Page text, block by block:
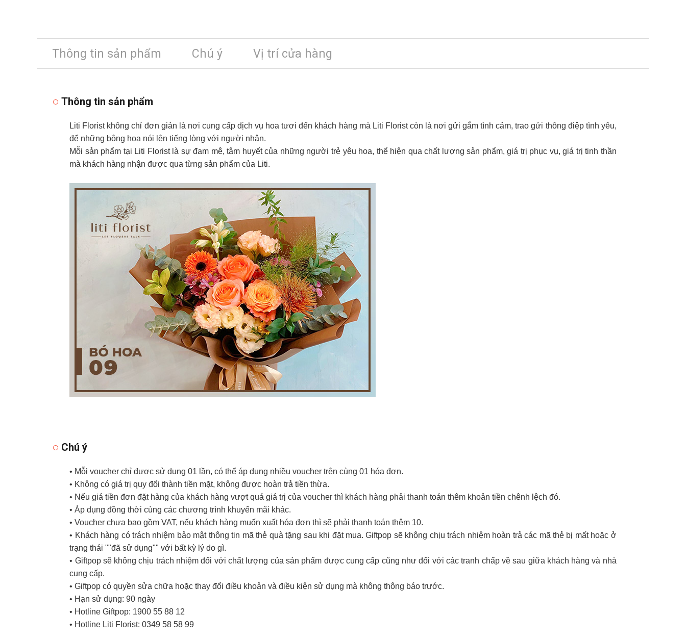
Thông tin sản phẩm Chú ý Vị trí cửa hàng
Thông tin sản phẩm
Liti Florist không chỉ đơn giản là nơi cung cấp dịch vụ hoa tươi đến khách hàng mà Liti Florist còn là nơi gửi gắm tình cảm, trao gửi thông điệp tình yêu,
để những bông hoa nói lên tiếng lòng với người nhận.
Mỗi sản phẩm tại Liti Florist là sự đam mê, tâm huyết của những người trẻ yêu hoa, thể hiện qua chất lượng sản phẩm, giá trị phục vụ, giá trị tinh thần
mà khách hàng nhận được qua từng sản phẩm của Liti.
Chú ý
• Mỗi voucher chỉ được sử dụng 01 lần, có thể áp dụng nhiều voucher trên cùng 01 hóa đơn.
• Không có giá trị quy đổi thành tiền mặt, không được hoàn trả tiền thừa.
• Nếu giá tiền đơn đặt hàng của khách hàng vượt quá giá trị của voucher thì khách hàng phải thanh toán thêm khoản tiền chênh lệch đó.
• Áp dụng đồng thời cùng các chương trình khuyến mãi khác.
• Voucher chưa bao gồm VAT, nếu khách hàng muốn xuất hóa đơn thì sẽ phải thanh toán thêm 10.
• Khách hàng có trách nhiệm bảo mật thông tin mã thẻ quà tặng sau khi đặt mua. Giftpop sẽ không chịu trách nhiệm hoàn trả các mã thẻ bị mất hoặc ở
trạng thái ""đã sử dụng"" với bất kỳ lý do gì.
• Giftpop sẽ không chịu trách nhiệm đối với chất lượng của sản phẩm được cung cấp cũng như đối với các tranh chấp về sau giữa khách hàng và nhà
cung cấp.
• Giftpop có quyền sửa chữa hoặc thay đổi điều khoản và điều kiện sử dụng mà không thông báo trước.
• Hạn sử dụng: 90 ngày
• Hotline Giftpop: 1900 55 88 12
• Hotline Liti Florist: 0349 58 58 99